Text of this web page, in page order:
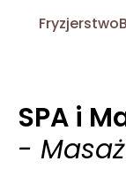
Fryzjerstwo
SPA i
-